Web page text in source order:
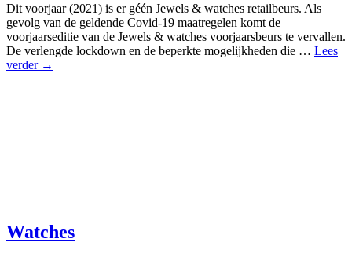
Dit voorjaar (2021) is er géén Jewels & watches retailbeurs. Als
gevolg van de geldende Covid-19 maatregelen komt de
voorjaarseditie van de Jewels & watches voorjaarsbeurs te vervallen.
De verlengde lockdown en de beperkte mogelijkheden die … Lees
verder →
Watches